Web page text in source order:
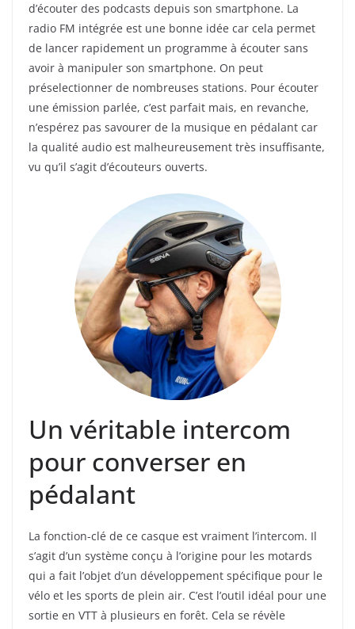
d’écouter des podcasts depuis son smartphone. La
radio FM intégrée est une bonne idée car cela permet
de lancer rapidement un programme à écouter sans
avoir à manipuler son smartphone. On peut
préselectionner de nombreuses stations. Pour écouter
une émission parlée, c’est parfait mais, en revanche,
n’espérez pas savourer de la musique en pédalant car
la qualité audio est malheureusement très insuffisante,
vu qu’il s’agit d’écouteurs ouverts.
Un véritable intercom
pour converser en
pédalant
La fonction-clé de ce casque est vraiment l’intercom. Il
s’agit d’un système conçu à l’origine pour les motards
qui a fait l’objet d’un développement spécifique pour le
vélo et les sports de plein air. C’est l’outil idéal pour une
sortie en VTT à plusieurs en forêt. Cela se révèle